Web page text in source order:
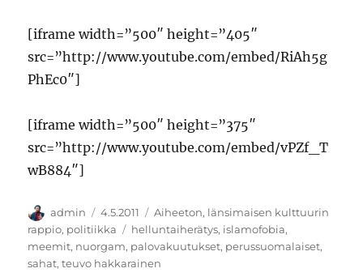
[iframe width=”500″ height=”405″
src=”http://www.youtube.com/embed/RiAh5g
PhEc0″]
[iframe width=”500″ height=”375″
src=”http://www.youtube.com/embed/vPZf_T
wB884″]
Kirjoittaja
admin Julkaistu
4.5.2011 Kategoriat
Aiheeton, länsimaisen kulttuurin
rappio, politiikka Avainsanat
helluntaiherätys, islamofobia,
meemit, nuorgam, palovakuutukset, perussuomalaiset,
sahat,teuvo hakkarainen